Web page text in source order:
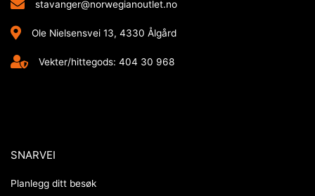
stavanger@norwegianoutlet.no
Ole Nielsensvei 13, 4330 Ålgård
Vekter/hittegods: 404 30 968
SNARVEI
Planlegg ditt besøk